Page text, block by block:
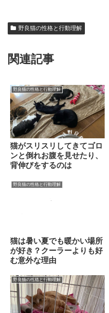
野良猫の性格と行動理解
関連記事
野良猫の性格と行動理解
猫がスリスリしてきてゴロ
ンと倒れお腹を見せたり、
背伸びをするのは
野良猫の性格と行動理解
猫は暑い夏でも暖かい場所
が好き？クーラーよりも好
む意外な理由
野良猫の性格と行動理解